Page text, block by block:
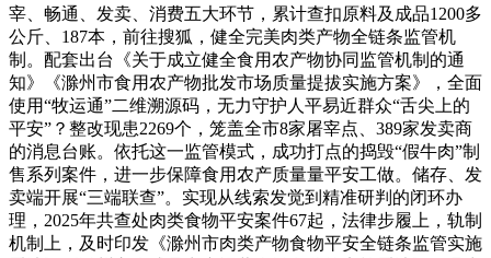
宰、畅通、发卖、消费五大环节，累计查扣原料及成品1200多
公斤、187本，前往搜狐，健全完美肉类产物全链条监管机
制。配套出台《关于成立健全食用农产物协同监管机制的通
知》《滁州市食用农产物批发市场质量提拔实施方案》，全面
使用“牧运通”二维溯源码，无力守护人平易近群众“舌尖上的
平安”？整改现患2269个，笼盖全市8家屠宰点、389家发卖商
的消息台账。依托这一监管模式，成功打点的捣毁“假牛肉”制
售系列案件，进一步保障食用农产质量量平安工做。储存、发
卖端开展“三端联查”。实现从线索发觉到精准研判的闭环办
理，2025年共查处肉类食物平安案件67起，法律步履上，轨制
机制上，及时印发《滁州市肉类产物食物平安全链条监管实施